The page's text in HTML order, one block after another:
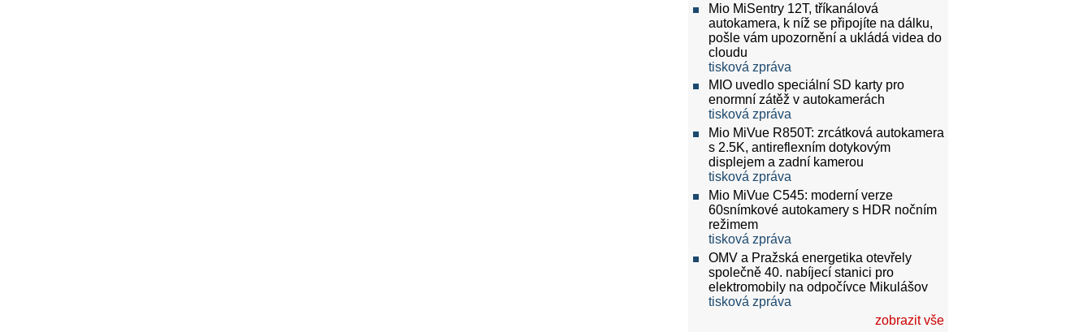
Mio MiSentry 12T, tříkanálová
autokamera, k níž se připojíte na dálku,
pošle vám upozornění a ukládá videa do
cloudu
tisková zpráva
MIO uvedlo speciální SD karty pro
enormní zátěž v autokamerách
tisková zpráva
Mio MiVue R850T: zrcátková autokamera
s 2.5K, antireflexním dotykovým
displejem a zadní kamerou
tisková zpráva
Mio MiVue C545: moderní verze
60snímkové autokamery s HDR nočním
režimem
tisková zpráva
OMV a Pražská energetika otevřely
společně 40. nabíjecí stanici pro
elektromobily na odpočívce Mikulášov
tisková zpráva
zobrazit vše